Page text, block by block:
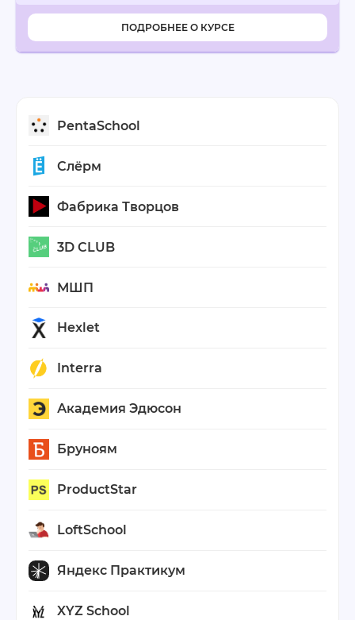
ПОДРОБНЕЕ О КУРСЕ
PentaSchool
Слёрм
Фабрика Творцов
3D CLUB
МШП
Hexlet
Interra
Академия Эдюсон
Бруноям
ProductStar
LoftSchool
Яндекс Практикум
XYZ School